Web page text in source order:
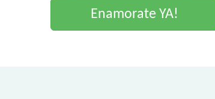
Enamorate YA!